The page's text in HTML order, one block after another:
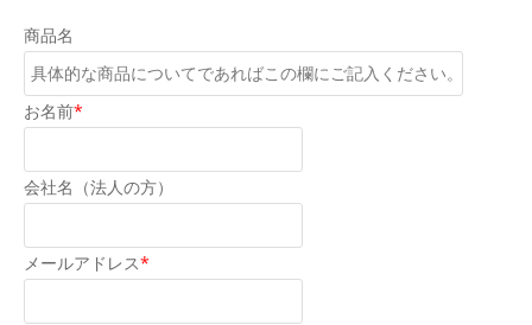
商品名
お名前*
会社名（法人の方）
メールアドレス*